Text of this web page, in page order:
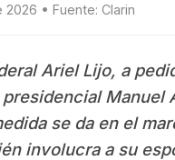
• Fuente: Clarin
Ariel Lijo, a
Manuel
se da en el
involucra a su